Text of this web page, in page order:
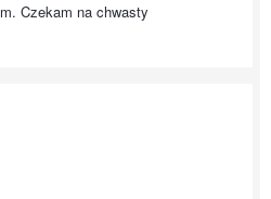
Czekam na chwasty